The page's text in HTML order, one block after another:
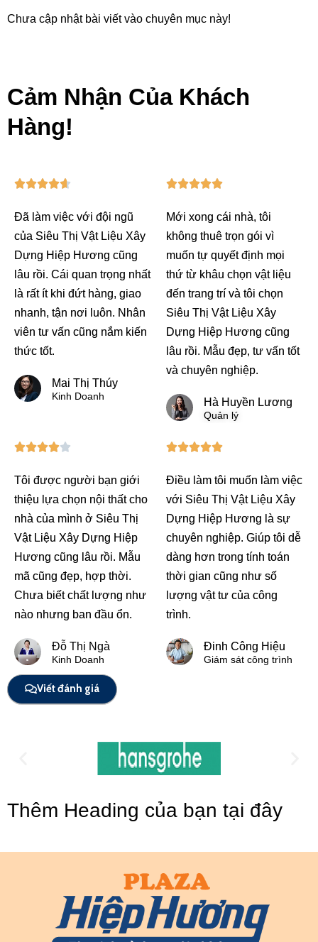
Chưa cập nhật bài viết vào chuyên mục này!
Cảm Nhận Của Khách
Hàng!

6
/
5
Đã làm việc với đội ngũ
của Siêu Thị Vật Liệu Xây
Dựng Hiệp Hương cũng
lâu rồi. Cái quan trọng nhất
là rất ít khi đứt hàng, giao
nhanh, tận nơi luôn. Nhân
viên tư vấn cũng nắm kiến
thức tốt.
Mai Thị Thúy
Kinh Doanh
5
5
Mới xong cái nhà, tôi
không thuê trọn gói vì
muốn tự quyết định mọi
thứ từ khâu chọn vật liệu
đến trang trí và tôi chọn
Siêu Thị Vật Liệu Xây
Dựng Hiệp Hương cũng
lâu rồi. Mẫu đẹp, tư vấn tốt
và chuyên nghiệp.
Hà Huyền Lương
Quản lý

5
Tôi được người bạn giới
thiệu lựa chọn nội thất cho
nhà của mình ở Siêu Thị
Vật Liệu Xây Dựng Hiệp
Hương cũng lâu rồi. Mẫu
mã cũng đẹp, hợp thời.
Chưa biết chất lượng như
nào nhưng ban đầu ổn.
Đỗ Thị Ngà
Kinh Doanh
5
5
Điều làm tôi muốn làm việc
với Siêu Thị Vật Liệu Xây
Dựng Hiệp Hương là sự
chuyên nghiệp. Giúp tôi dễ
dàng hơn trong tính toán
thời gian cũng như số
lượng vật tư của công
trình.
Đinh Công Hiệu
Giám sát công trình
Viết đánh giá
Thêm Heading của bạn tại đây